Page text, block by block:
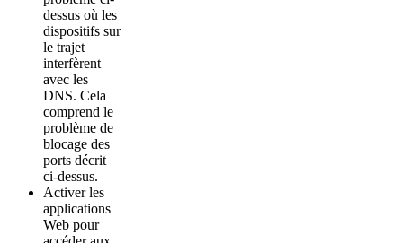
dessus où les
dispositifs sur
le trajet
interfèrent
avec les
DNS. Cela
comprend le
problème de
blocage des
ports décrit
ci-dessus.
Activer les
applications
Web pour